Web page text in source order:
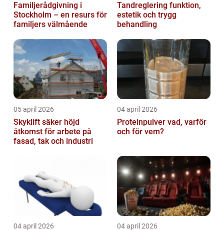
Familjerådgivning i
Stockholm – en resurs för
familjers välmående
Tandreglering funktion,
estetik och trygg
behandling
05 april 2026
Skyklift säker höjd
åtkomst för arbete på
fasad, tak och industri
04 april 2026
Proteinpulver vad, varför
och för vem?
04 april 2026 04 april 2026